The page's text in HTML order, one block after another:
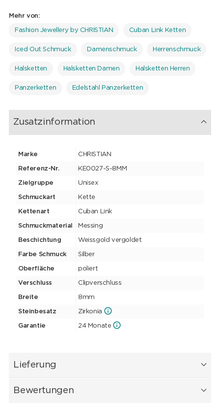
Mehr von:
Fashion Jewellery by CHRISTIAN Cuban Link Ketten
Iced Out Schmuck Damenschmuck Herrenschmuck
Halsketten Halsketten Damen Halsketten Herren
Panzerketten Edelstahl Panzerketten
Zusatzinformation
Marke CHRISTIAN
Referenz-Nr. KE0027-S-8MM
Zielgruppe Unisex
Schmuckart Kette
Kettenart Cuban Link
Schmuckmaterial Messing
Beschichtung Weissgold vergoldet
Farbe Schmuck Silber
Oberfläche poliert
Verschluss Clipverschluss
Breite 8mm
Steinbesatz Zirkonia
Garantie 24 Monate
Lieferung
Bewertungen